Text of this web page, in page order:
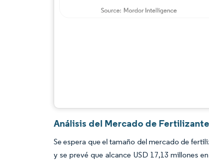
Análisis del Mercado de
Se espera que el tamaño del mercado de
y se prevé que alcance USD 17,13 millones